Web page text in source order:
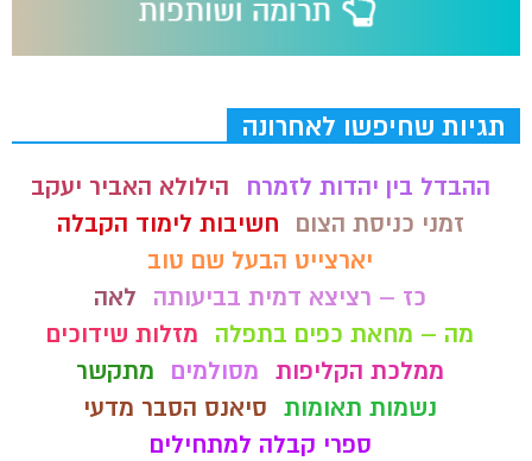
תגיות שחיפשו לאחרונה
ההבדל בין יהדות לזמרח
הילולא האביר יעקב
זמני כניסת הצום
חשיבות לימוד הקבלה
יארצייט הבעל שם טוב
כז – רציצא דמית בביעותה
לאה
מה – מחאת כפים בתפלה
מזלות שידוכים
ממלכת הקליפות מסולמים
מתקשר
נשמות תאומות סיאנס הסבר מדעי
ספרי קבלה למתחילים